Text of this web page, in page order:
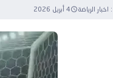
اخبار الرياضة 4 أبريل 2026